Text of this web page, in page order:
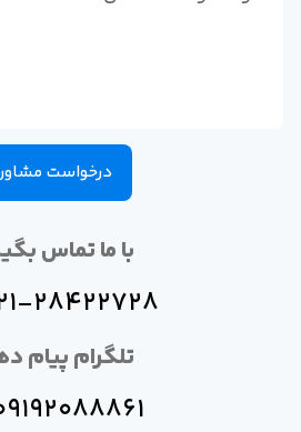
درخواست مشاوره
با ما تماس بگیرید
021-28422728
تلگرام پیام دهید
09192088861